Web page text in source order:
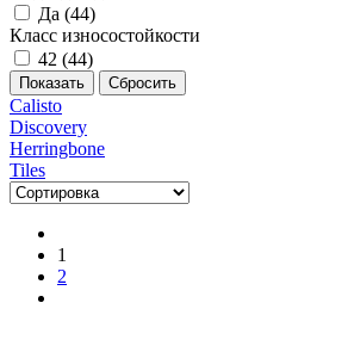
Да (44)
Класс износостойкости
42 (44)
Calisto
Discovery
Herringbone
Tiles
1
2